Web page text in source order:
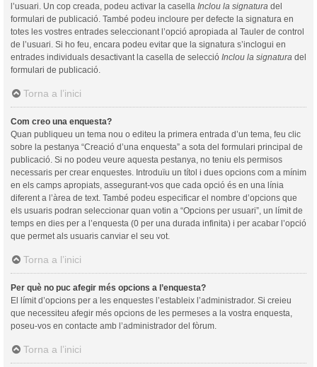
l’usuari. Un cop creada, podeu activar la casella Inclou la signatura del
formulari de publicació. També podeu incloure per defecte la signatura en
totes les vostres entrades seleccionant l’opció apropiada al Tauler de control
de l’usuari. Si ho feu, encara podeu evitar que la signatura s’inclogui en
entrades individuals desactivant la casella de selecció Inclou la signatura del
formulari de publicació.
Torna a l’inici
Com creo una enquesta?
Quan publiqueu un tema nou o editeu la primera entrada d’un tema, feu clic
sobre la pestanya “Creació d’una enquesta” a sota del formulari principal de
publicació. Si no podeu veure aquesta pestanya, no teniu els permisos
necessaris per crear enquestes. Introduïu un títol i dues opcions com a mínim
en els camps apropiats, assegurant-vos que cada opció és en una línia
diferent a l’àrea de text. També podeu especificar el nombre d’opcions que
els usuaris podran seleccionar quan votin a “Opcions per usuari”, un límit de
temps en dies per a l’enquesta (0 per una durada infinita) i per acabar l’opció
que permet als usuaris canviar el seu vot.
Torna a l’inici
Per què no puc afegir més opcions a l’enquesta?
El límit d’opcions per a les enquestes l’estableix l’administrador. Si creieu
que necessiteu afegir més opcions de les permeses a la vostra enquesta,
poseu-vos en contacte amb l’administrador del fòrum.
Torna a l’inici